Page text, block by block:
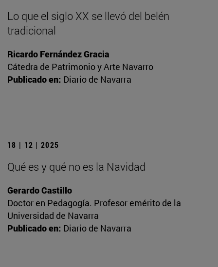
Lo que el siglo XX se llevó del belén
tradicional
Ricardo Fernández Gracia
Cátedra de Patrimonio y Arte Navarro
Publicado en: Diario de Navarra
18 | 12 | 2025
Qué es y qué no es la Navidad
Gerardo Castillo
Doctor en Pedagogía. Profesor emérito de la
Universidad de Navarra
Publicado en: Diario de Navarra